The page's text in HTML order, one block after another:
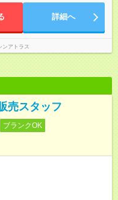
詳細へ
ンアトラス
売スタッフ
ブランクOK